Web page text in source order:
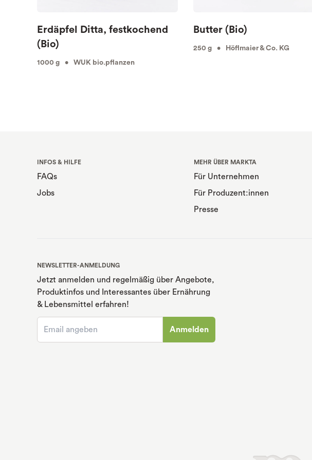
Erdäpfel Ditta, festkochend
(Bio)
1000 g • WUK bio.pflanzen
Butter (Bio)
250 g • Höflmaier & Co. KG
INFOS & HILFE
FAQs
Jobs
MEHR ÜBER MARKTA
Für Unternehmen
Für Produzent:innen
Presse
NEWSLETTER-ANMELDUNG
Jetzt anmelden und regelmäßig über Angebote,
Produktinfos und Interessantes über Ernährung
& Lebensmittel erfahren!
Anmelden